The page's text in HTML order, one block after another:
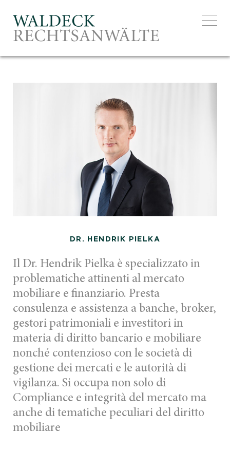
DR. HENDRIK PIELKA
Il Dr. Hendrik Pielka è specializzato in
problematiche attinenti al mercato
mobiliare e finanziario. Presta
consulenza e assistenza a banche, broker,
gestori patrimoniali e investitori in
materia di diritto bancario e mobiliare
nonché contenzioso con le società di
gestione dei mercati e le autorità di
vigilanza. Si occupa non solo di
Compliance e integrità del mercato ma
anche di tematiche peculiari del diritto
mobiliare